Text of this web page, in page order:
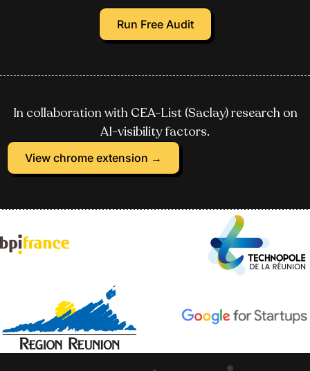
Run Free Audit
In collaboration with CEA-List (Saclay) research on
AI-visibility factors.
View chrome extension →